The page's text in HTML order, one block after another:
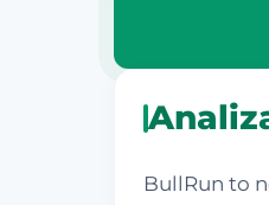
BullRun to